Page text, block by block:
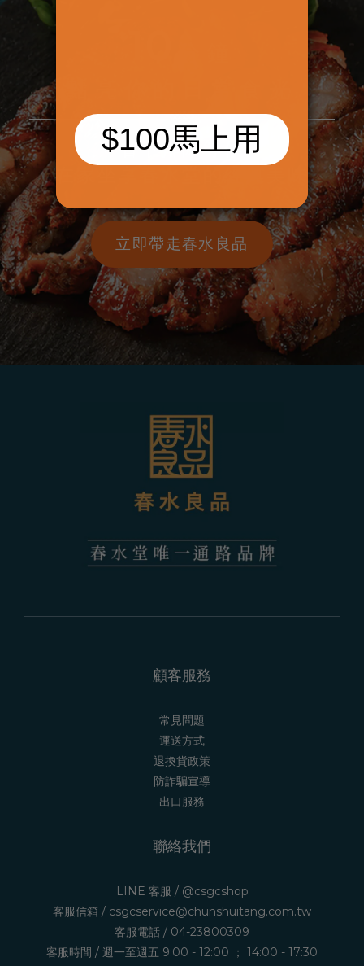
省下排隊等候
在家坐享春水堂的經典美味
立即帶走春水良品
顧客服務
常見問題
運送方式
退換貨政策
防詐騙宣導
出口服務
聯絡我們
LINE 客服 / @csgcshop
客服信箱 / csgcservice@chunshuitang.com.tw
客服電話 / 04-23800309
客服時間 / 週一至週五 9:00 - 12:00 ； 14:00 - 17:30